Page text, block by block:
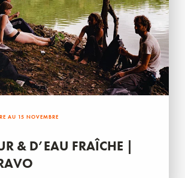
AU 15 NOVEMBRE
& D’EAU FRAÎCHE |